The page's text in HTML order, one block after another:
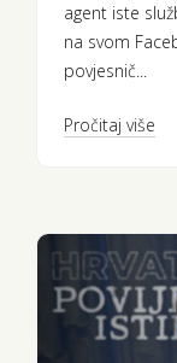
agent iste
na svom
povjesnič...
Pročitaj više